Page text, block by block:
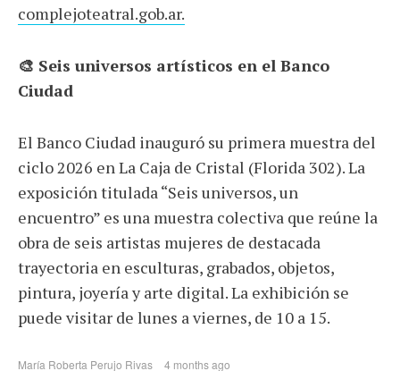
complejoteatral.gob.ar.
🎨 Seis universos artísticos en el Banco
Ciudad
El Banco Ciudad inauguró su primera muestra del
ciclo 2026 en La Caja de Cristal (Florida 302). La
exposición titulada “Seis universos, un
encuentro” es una muestra colectiva que reúne la
obra de seis artistas mujeres de destacada
trayectoria en esculturas, grabados, objetos,
pintura, joyería y arte digital. La exhibición se
puede visitar de lunes a viernes, de 10 a 15.
María Roberta Perujo Rivas 4 months ago